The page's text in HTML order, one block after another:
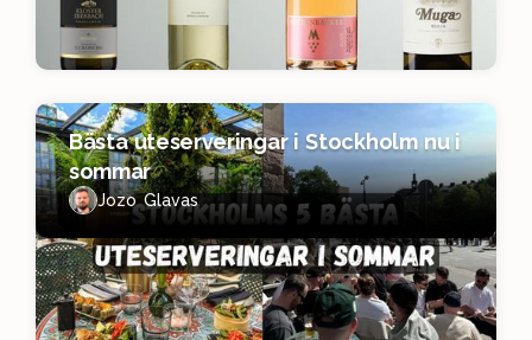
Bästa uteserveringar i Stockholm nu i
sommar
Jozo Glavas